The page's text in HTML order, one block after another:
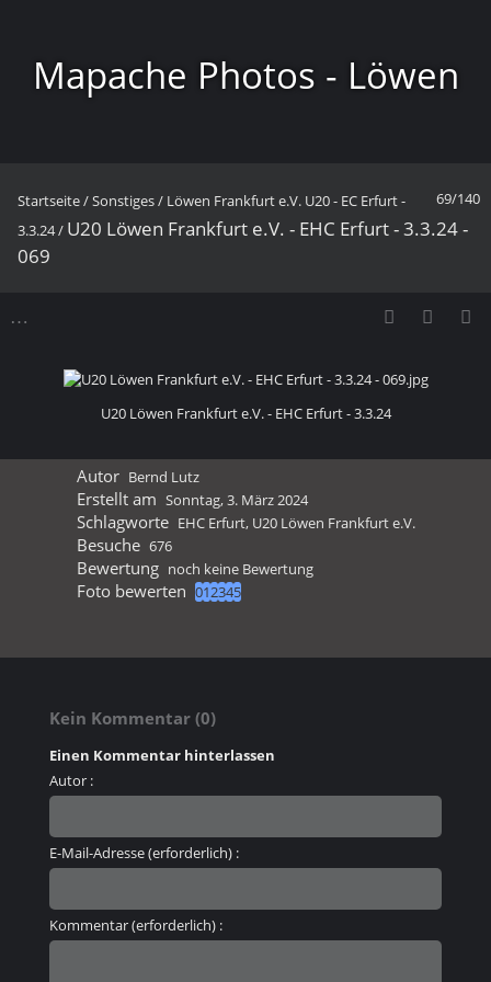
Mapache Photos - Löwen
Frankfurt
69/140
Startseite/Sonstiges/ Löwen Frankfurt e.V. U20 - EC Erfurt -
3.3.24/ U20 Löwen Frankfurt e.V. - EHC Erfurt - 3.3.24 -
069
U20 Löwen Frankfurt e.V. - EHC Erfurt - 3.3.24
Autor Bernd Lutz
Erstellt am Sonntag, 3. März 2024
Schlagworte EHC Erfurt, U20 Löwen Frankfurt e.V.
Besuche 676
Bewertung noch keine Bewertung
Foto bewerten
Kein Kommentar (0)
Einen Kommentar hinterlassen
Autor :
E-Mail-Adresse (erforderlich) :
Kommentar (erforderlich) :